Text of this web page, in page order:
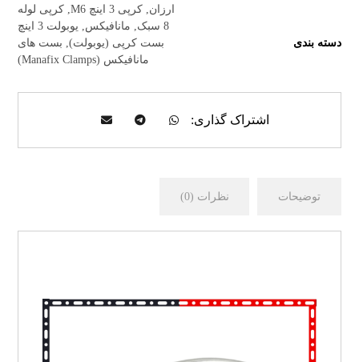
ارزان کرپی 3 اینچ M6 , کرپی لوله
8 سبک
مانافیکس
یوبولت 3 اینچ
دسته بندی
بست کرپی (یوبولت), بست های
مانافیکس (Manafix Clamps)
توضیحات نظرات (0)